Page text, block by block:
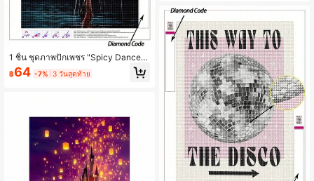
1 ชิ้น ชุดภาพปักเพชร "Spicy Dance"
ภาพยนตร์ ชุดคริสต์มาส นักแสดงแฟน
ตาซี อบอุ่นและมีเสน่ห์ งานปักโมเสคปัก
฿64 -7% 3 วันสุดท้าย
ดเพชร